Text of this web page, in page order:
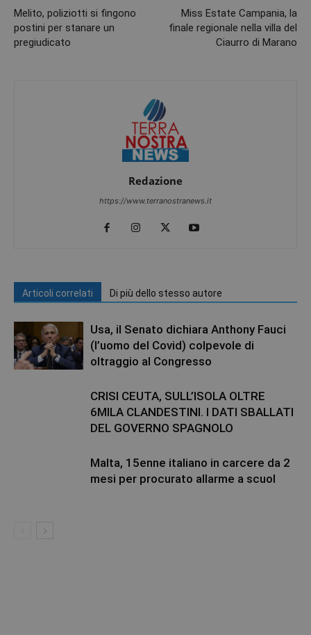
Melito, poliziotti si fingono
postini per stanare un
pregiudicato
Miss Estate Campania, la
finale regionale nella villa del
Ciaurro di Marano
Redazione
https://www.terranostranews.it
Articoli correlati Di più dello stesso autore
Usa, il Senato dichiara Anthony Fauci
(l’uomo del Covid) colpevole di
oltraggio al Congresso
CRISI CEUTA, SULL’ISOLA OLTRE
6MILA CLANDESTINI. I DATI SBALLATI
DEL GOVERNO SPAGNOLO
Malta, 15enne italiano in carcere da 2
mesi per procurato allarme a scuol